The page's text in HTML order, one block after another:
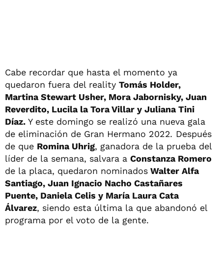
Cabe recordar que hasta el momento ya
quedaron fuera del reality Tomás Holder,
Martina Stewart Usher, Mora Jabornisky, Juan
Reverdito, Lucila la Tora Villar y Juliana Tini
Díaz. Y este domingo se realizó una nueva gala
de eliminación de Gran Hermano 2022. Después
de que Romina Uhrig, ganadora de la prueba del
líder de la semana, salvara a Constanza Romero
de la placa, quedaron nominados Walter Alfa
Santiago, Juan Ignacio Nacho Castañares
Puente, Daniela Celis y María Laura Cata
Álvarez, siendo esta última la que abandonó el
programa por el voto de la gente.